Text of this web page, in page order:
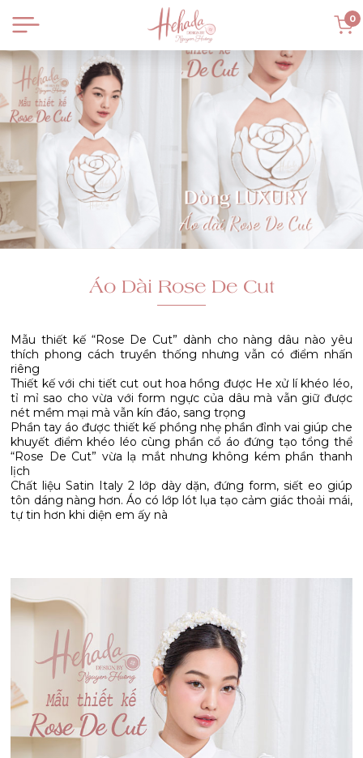
0
Áo Dài Rose De Cut
Mẫu thiết kế “Rose De Cut” dành cho nàng dâu nào yêu
thích phong cách truyền thống nhưng vẫn có điểm nhấn
riêng
Thiết kế với chi tiết cut out hoa hồng được He xử lí khéo léo,
tỉ mỉ sao cho vừa với form ngực của dâu mà vẫn giữ được
nét mềm mại mà vẫn kín đáo, sang trọng
Phần tay áo được thiết kế phồng nhẹ phần đỉnh vai giúp che
khuyết điểm khéo léo cùng phần cổ áo đứng tạo tổng thể
“Rose De Cut” vừa lạ mắt nhưng không kém phần thanh
lịch
Chất liệu Satin Italy 2 lớp dày dặn, đứng form, siết eo giúp
tôn dáng nàng hơn. Áo có lớp lót lụa tạo cảm giác thoải mái,